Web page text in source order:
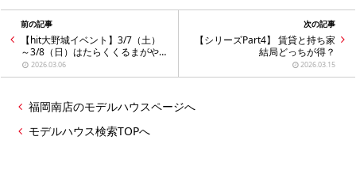
前の記事
【hit大野城イベント】3/7（土）
～3/8（日）はたらくくるまがやっ
てくる！？
2026.03.06
次の記事
【シリーズPart4】 賃貸と持ち家
結局どっちが得？
2026.03.15
福岡南店のモデルハウスページへ
モデルハウス検索TOPへ